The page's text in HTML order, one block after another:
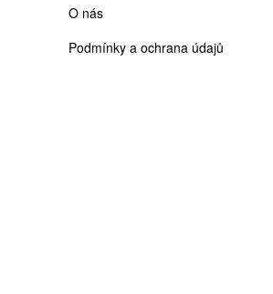
O nás
Podmínky a ochrana údajů